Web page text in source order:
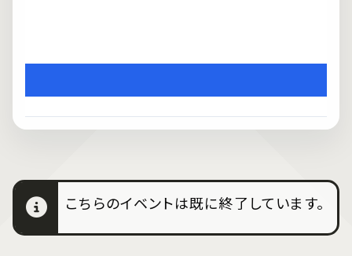
こちらのイベントは既に終了しています。